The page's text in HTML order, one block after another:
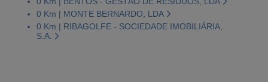
0 Km | MONTE BERNARDO, LDA
0 Km | RIBAGOLFE - SOCIEDADE IMOBILIÁRIA,
S.A.